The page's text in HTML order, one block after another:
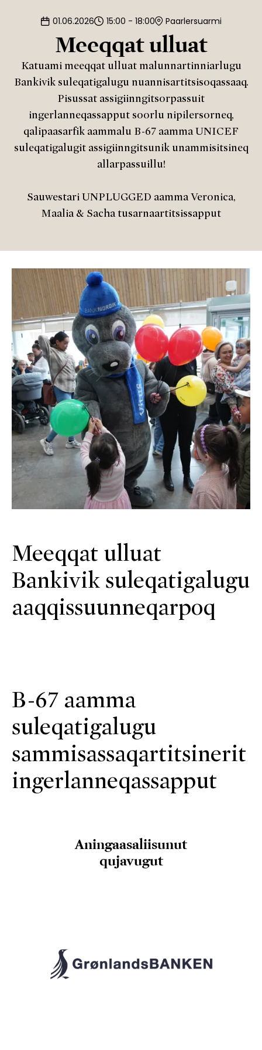
01.06.2026 15:00 - 18:00 Paarlersuarmi
Meeqqat ulluat
Katuami meeqqat ulluat malunnartinniarlugu
Bankivik suleqatigalugu nuannisartitsisoqassaaq.
Pisussat assigiinngitsorpassuit
ingerlanneqassapput soorlu nipilersorneq,
qalipaasarfik aammalu B-67 aamma UNICEF
suleqatigalugit assigiinngitsunik unammisitsineq
allarpassuillu!
Sauwestari UNPLUGGED aamma Veronica,
Maalia & Sacha tusarnaartitsissapput
Meeqqat ulluat
Bankivik suleqatigalugu
aaqqissuunneqarpoq
B-67 aamma
suleqatigalugu
sammisassaqartitsinerit
ingerlanneqassapput
Aningaasaliisunut
qujavugut